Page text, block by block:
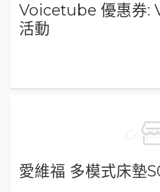
Voicetube 優惠券:
活動
愛維福 多模式床墊